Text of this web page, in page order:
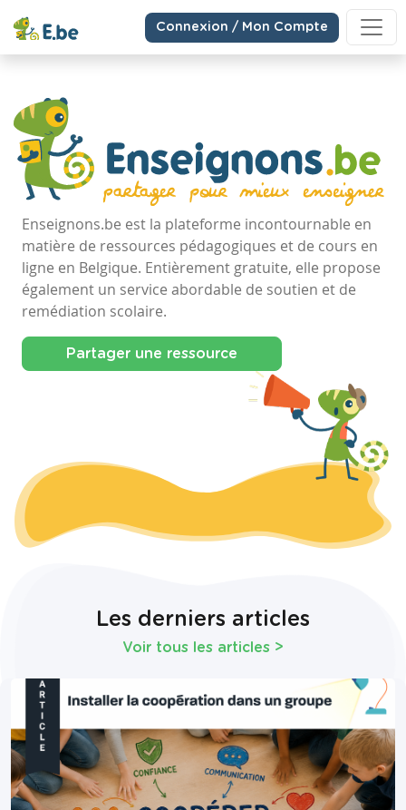
Connexion / Mon Compte
Enseignons.be est la plateforme incontournable en
matière de ressources pédagogiques et de cours en
ligne en Belgique. Entièrement gratuite, elle propose
également un service abordable de soutien et de
remédiation scolaire.
Partager une ressource
Les derniers articles
Voir tous les articles >